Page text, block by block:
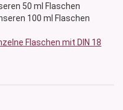
50 ml Flaschen
100 ml Flaschen
Flaschen mit DIN 18